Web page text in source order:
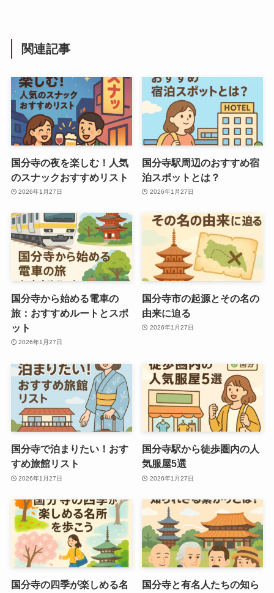
関連記事
国分寺の夜を楽しむ！人気
のスナックおすすめリスト
2026年1月27日
国分寺駅周辺のおすすめ宿
泊スポットとは？
2026年1月27日
国分寺から始める電車の
旅：おすすめルートとスポ
ット
2026年1月27日
国分寺市の起源とその名の
由来に迫る
2026年1月27日
国分寺で泊まりたい！おす
すめ旅館リスト
2026年1月27日
国分寺駅から徒歩圏内の人
気服屋5選
2026年1月27日
国分寺の四季が楽しめる名 国分寺と有名人たちの知ら